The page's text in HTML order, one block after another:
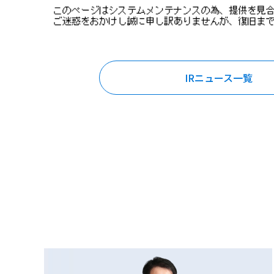
IRニュース一覧